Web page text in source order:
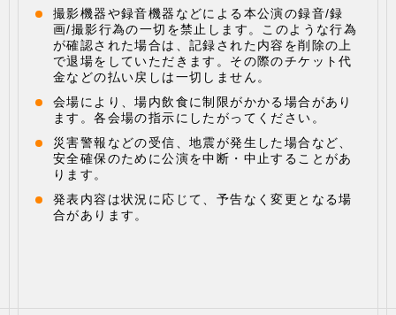
撮影機器や録音機器などによる本公演の録音/録
画/撮影行為の一切を禁止します。このような行為
が確認された場合は、記録された内容を削除の上
で退場をしていただきます。その際のチケット代
金などの払い戻しは一切しません。
会場により、場内飲食に制限がかかる場合があり
ます。各会場の指示にしたがってください。
災害警報などの受信、地震が発生した場合など、
安全確保のために公演を中断・中止することがあ
ります。
発表内容は状況に応じて、予告なく変更となる場
合があります。